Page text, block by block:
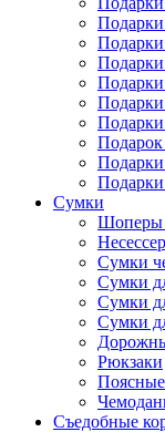
Подарок
Сумки
Шоперы
Сумки
Сумки
Сумки
Сумки
Рюкзаки
Съедобные